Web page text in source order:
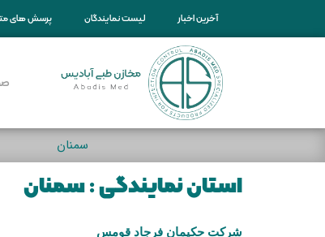
آخرین اخبار لیست نمایندگان پرسش های
سمنان
استان نمایندگی :سمنان
شرکت حکیمان فرجاد قومس